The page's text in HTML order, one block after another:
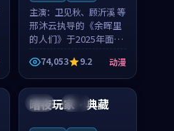
主演： 卫见秋、顾沂溪 等
邢沐云执导的《余晖里
的人们》于2025年面
世，泰国的城市气质与
小镇生活的人物心境共
同构筑了影片基调。卫
见秋、顾沂溪用细腻的
表演撑起整部动漫电
74,053 9.2 动漫
日本 热播
暗夜玩家·典藏